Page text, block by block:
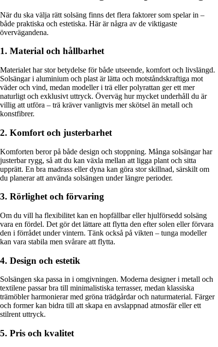
När du ska välja rätt solsäng finns det flera faktorer som spelar in –
både praktiska och estetiska. Här är några av de viktigaste
övervägandena.
1. Material och hållbarhet
Materialet har stor betydelse för både utseende, komfort och livslängd.
Solsängar i aluminium och plast är lätta och motståndskraftiga mot
väder och vind, medan modeller i trä eller polyrattan ger ett mer
naturligt och exklusivt uttryck. Överväg hur mycket underhåll du är
villig att utföra – trä kräver vanligtvis mer skötsel än metall och
konstfibrer.
2. Komfort och justerbarhet
Komforten beror på både design och stoppning. Många solsängar har
justerbar rygg, så att du kan växla mellan att ligga plant och sitta
upprätt. En bra madrass eller dyna kan göra stor skillnad, särskilt om
du planerar att använda solsängen under längre perioder.
3. Rörlighet och förvaring
Om du vill ha flexibilitet kan en hopfällbar eller hjulförsedd solsäng
vara en fördel. Det gör det lättare att flytta den efter solen eller förvara
den i förrådet under vintern. Tänk också på vikten – tunga modeller
kan vara stabila men svårare att flytta.
4. Design och estetik
Solsängen ska passa in i omgivningen. Moderna designer i metall och
textilene passar bra till minimalistiska terrasser, medan klassiska
trämöbler harmonierar med gröna trädgårdar och naturmaterial. Färger
och former kan bidra till att skapa en avslappnad atmosfär eller ett
stilrent uttryck.
5. Pris och kvalitet